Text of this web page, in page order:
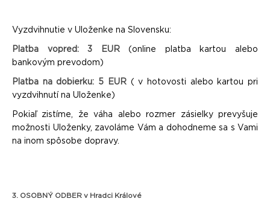
Vyzdvihnutie v Uloženke na Slovensku:
Platba vopred: 3 EUR(online platba kartou alebo
bankovým prevodom)
Platba na dobierku: 5 EUR( v hotovosti alebo kartou pri
vyzdvihnutí na Uloženke)
Pokiaľ zistíme, že váha alebo rozmer zásielky prevyšuje
možnosti Uloženky, zavoláme Vám a dohodneme sa s Vami
na inom spôsobe dopravy.
3. OSOBNÝ ODBER v Hradci Králové